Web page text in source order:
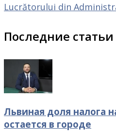
Lucrătorului din
Последние статьи
Львиная доля налога
остается в городе